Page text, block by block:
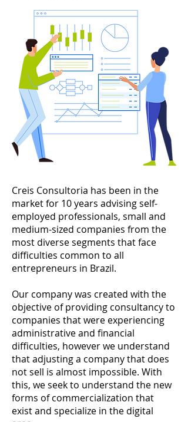
Creis Consultoria has been in the
market for 10 years advising self-
employed professionals, small and
medium-sized companies from the
most diverse segments that face
difficulties common to all
entrepreneurs in Brazil.
Our company was created with the
objective of providing consultancy to
companies that were experiencing
administrative and financial
difficulties, however we understand
that adjusting a company that does
not sell is almost impossible. With
this, we seek to understand the new
forms of commercialization that
exist and specialize in the digital